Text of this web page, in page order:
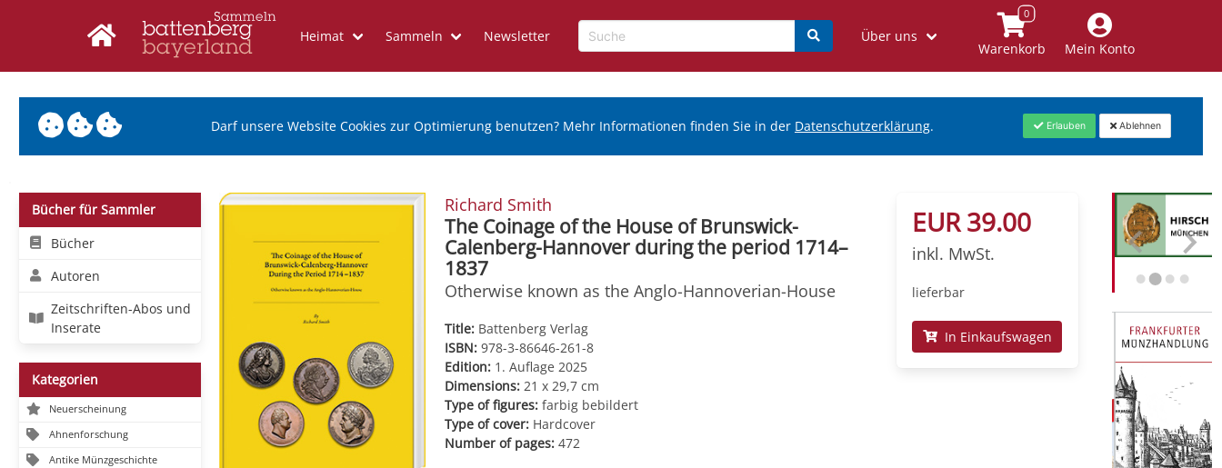
Heimat Sammeln Newsletter Über uns
Warenkorb Mein Konto
Darf unsere Website Cookies zur Optimierung benutzen? Mehr Informationen finden Sie in der Datenschutzerklärung. Erlauben Ablehnen
Bücher für Sammler
Bücher
Autoren
Zeitschriften-Abos und
Inserate
Kategorien
Neuerscheinung
Ahnenforschung
Antike Münzgeschichte
Richard Smith
The Coinage of the House of Brunswick-
Calenberg-Hannover during the period 1714–
1837
Otherwise known as the Anglo-Hannoverian-House
Title: Battenberg Verlag
ISBN: 978-3-86646-261-8
Edition: 1. Auflage 2025
Dimensions: 21 x 29,7 cm
Type of figures: farbig bebildert
Type of cover: Hardcover
Number of pages: 472
EUR 39.00
inkl. MwSt.
lieferbar
In Einkaufswagen